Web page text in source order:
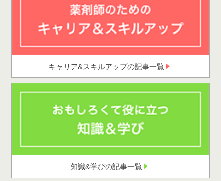
キャリア&スキルアップの記事一覧
知識&学びの記事一覧